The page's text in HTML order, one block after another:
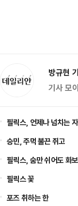
방규현
기사 모
필릭스, 언제나 넘치는
승민, 주먹 불끈 쥐고
필릭스, 숨만 쉬어도 화보
필릭스 꽃
포즈 취하는 한